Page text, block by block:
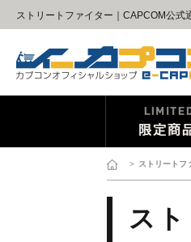
ストリートファイター｜CAPCOM公式
> ストリートフ
ス